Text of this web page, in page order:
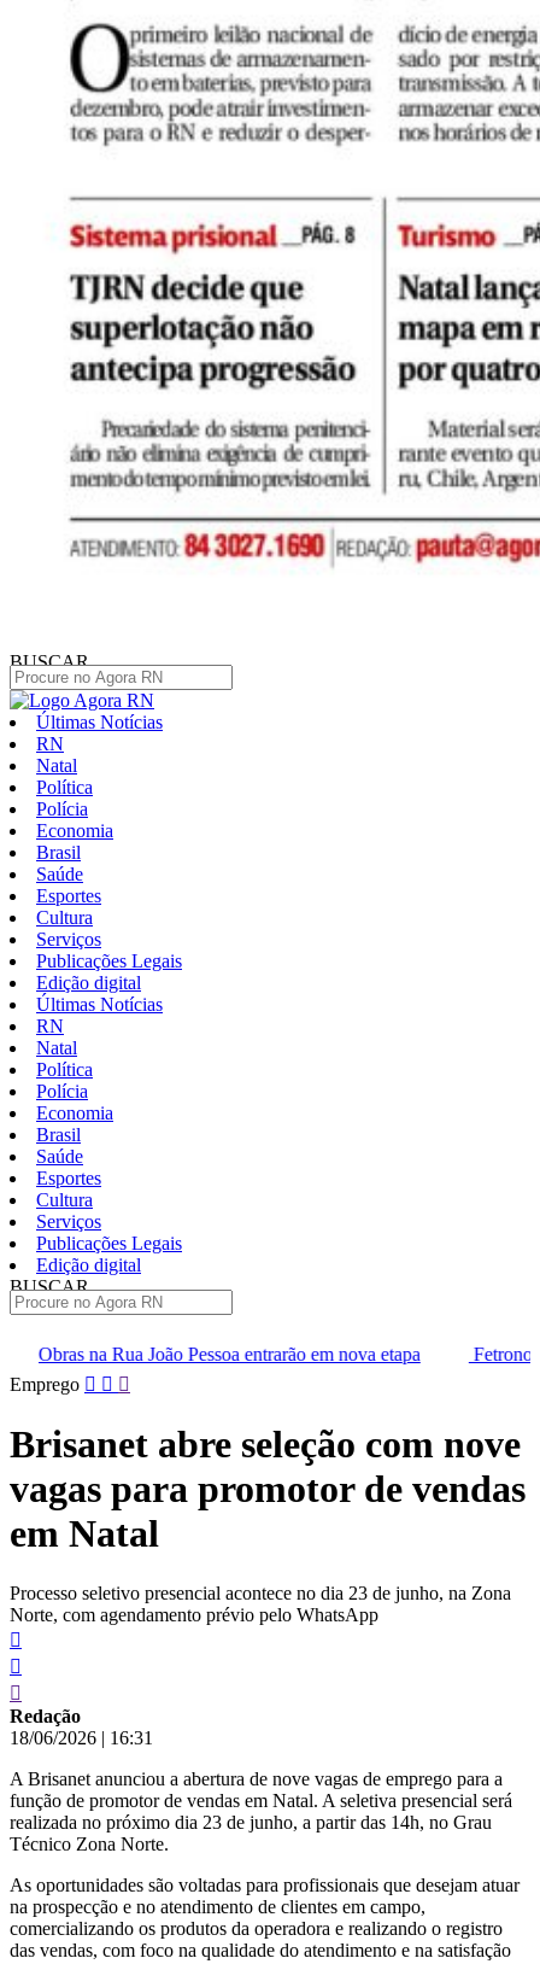
BUSCAR
Últimas Notícias
RN
Natal
Política
Polícia
Economia
Brasil
Saúde
Esportes
Cultura
Serviços
Publicações Legais
Edição digital
Últimas Notícias
RN
Natal
Política
Polícia
Economia
Brasil
Saúde
Esportes
Cultura
Serviços
Publicações Legais
Edição digital
BUSCAR
entrarão em nova etapa
Fetronor leva agenda do
Pular
para
conteúdo
Emprego
Brisanet abre seleção com nove
vagas para promotor de vendas
em Natal
Processo seletivo presencial acontece no dia 23 de junho, na Zona
Norte, com agendamento prévio pelo WhatsApp
Redação
18/06/2026 | 16:31
A Brisanet anunciou a abertura de nove vagas de emprego para a
função de promotor de vendas em Natal. A seletiva presencial será
realizada no próximo dia 23 de junho, a partir das 14h, no Grau
Técnico Zona Norte.
As oportunidades são voltadas para profissionais que desejam atuar
na prospecção e no atendimento de clientes em campo,
comercializando os produtos da operadora e realizando o registro
das vendas, com foco na qualidade do atendimento e na satisfação